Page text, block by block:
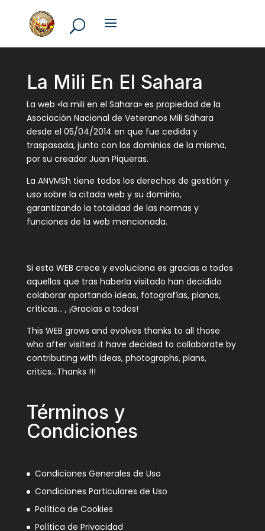
La Mili En El Sahara
La web «la mili en el Sahara» es propiedad de la
Asociación Nacional de Veteranos Mili Sáhara
desde el 05/04/2014 en que fue cedida y
traspasada, junto con los dominios de la misma,
por su creador Juan Piqueras.
La ANVMSh tiene todos los derechos de gestión y
uso sobre la citada web y su dominio,
garantizando la totalidad de las normas y
funciones de la web mencionada.
Si esta WEB crece y evoluciona es gracias a todos
aquellos que tras haberla visitado han decidido
colaborar aportando ideas, fotografías, planos,
críticas… , ¡Gracias a todos!
This WEB grows and evolves thanks to all those
who after visited it have decided to collaborate by
contributing with ideas, photographs, plans,
critics…Thanks !!!
Términos y
Condiciones
Condiciones Generales de Uso
Condiciones Particulares de Uso
Política de Cookies
Política de Privacidad